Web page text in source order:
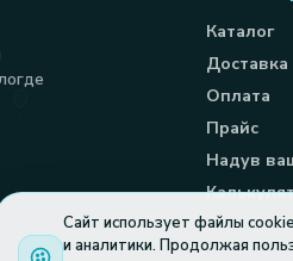
Сайт использует файлы
и аналитики. Продолжая
Каталог
Доставка
Оплата
Прайс
Надув